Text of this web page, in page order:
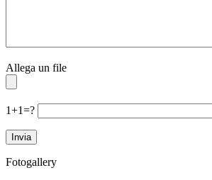
Allega un file
1+1=?
Fotogallery